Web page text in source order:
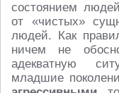
состоянием
от «чистых»
людей. Как
ничем не
адекватную
младшие